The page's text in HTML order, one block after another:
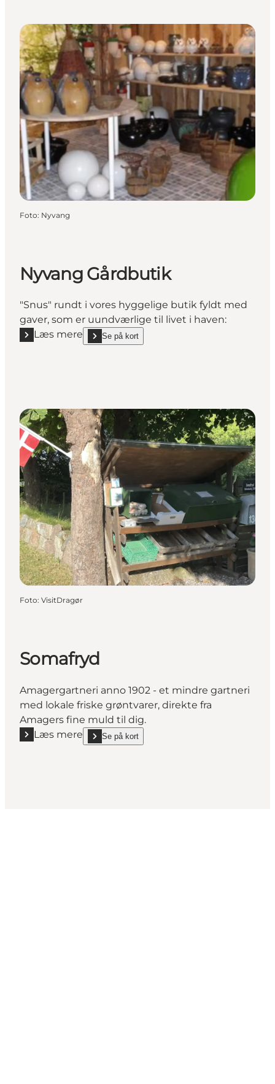
Foto: Nyvang
Nyvang Gårdbutik
"Snus" rundt i vores hyggelige butik fyldt med
gaver, som er uundværlige til livet i haven:
Læs mere
Læs mere "Nyvang Gårdbutik"
Se på kort
show Nyvang Gårdbutik on_map
Foto: VisitDragør
Somafryd
Amagergartneri anno 1902 - et mindre gartneri
med lokale friske grøntvarer, direkte fra
Amagers fine muld til dig.
Læs mere
Læs mere "Somafryd"
Se på kort
show Somafryd on_map